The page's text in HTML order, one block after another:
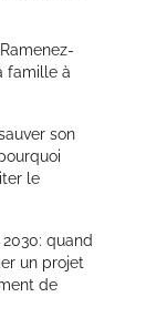
famille à
son
le
quand
un projet
de